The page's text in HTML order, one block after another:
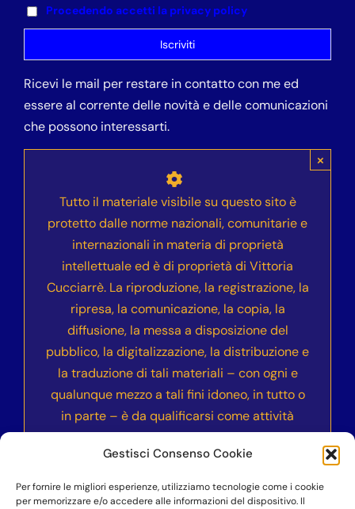
Gestisci Consenso Cookie
Per fornire le migliori esperienze, utilizziamo tecnologie come i cookie
per memorizzare e/o accedere alle informazioni del dispositivo. Il
Procedendo accetti la privacy policy
Ricevi le mail per restare in contatto con me ed
essere al corrente delle novità e delle comunicazioni
che possono interessarti.
Tutto il materiale visibile su questo sito è
protetto dalle norme nazionali, comunitarie e
internazionali in materia di proprietà
intellettuale ed è di proprietà di Vittoria
Cucciarrè. La riproduzione, la registrazione, la
ripresa, la comunicazione, la copia, la
diffusione, la messa a disposizione del
pubblico, la digitalizzazione, la distribuzione e
la traduzione di tali materiali – con ogni e
qualunque mezzo a tali fini idoneo, in tutto o
in parte – è da qualificarsi come attività
illecita e sarà sanzionata civilmente e
penalmente secondo le normative vigenti
nell’ordinamento italiano ed internazionale.
×